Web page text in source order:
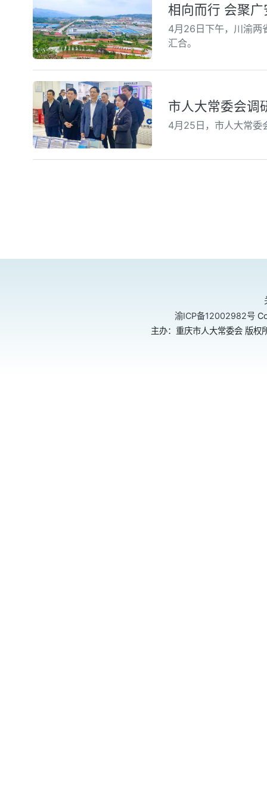
相向而行 会聚
4月26日下午，川渝两
汇合。
市人大常委会调
4月25日，市人大常委
渝ICP备12002982号
主办：重庆市人大常委会 版